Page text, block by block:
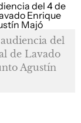
del
de Lavado
Agustín